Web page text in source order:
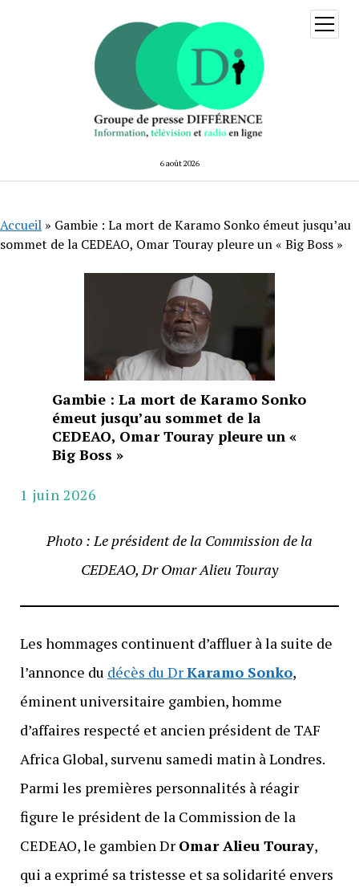
6 août 2026
ouvrir
menu
Accueil » Gambie : La mort de Karamo Sonko émeut jusqu’au
sommet de la CEDEAO, Omar Touray pleure un « Big Boss »
Gambie : La mort de Karamo Sonko
émeut jusqu’au sommet de la
CEDEAO, Omar Touray pleure un «
Big Boss »
1 juin 2026
Photo : Le président de la Commission de la
CEDEAO, Dr Omar Alieu Touray
Les hommages continuent d’affluer à la suite de
l’annonce du décès du DrKaramo Sonko,
éminent universitaire gambien, homme
d’affaires respecté et ancien président de TAF
Africa Global, survenu samedi matin à Londres.
Parmi les premières personnalités à réagir
figure le président de la Commission de la
CEDEAO, le gambien Dr Omar Alieu Touray,
qui a exprimé sa tristesse et sa solidarité envers